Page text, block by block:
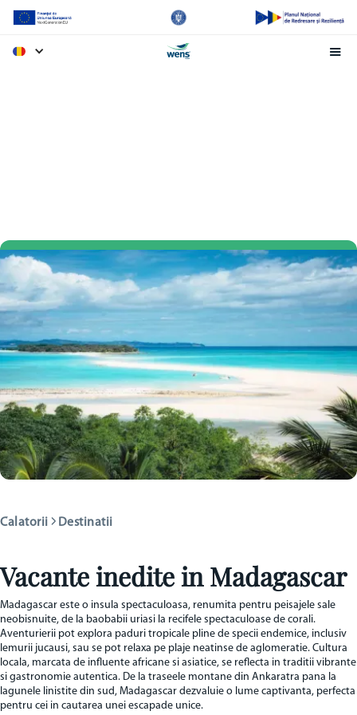
Calatorii Destinatii
Vacante inedite in Madagascar
Madagascar este o insula spectaculoasa, renumita pentru peisajele sale
neobisnuite, de la baobabii uriasi la recifele spectaculoase de corali.
Aventurierii pot explora paduri tropicale pline de specii endemice, inclusiv
lemurii jucausi, sau se pot relaxa pe plaje neatinse de aglomeratie. Cultura
locala, marcata de influente africane si asiatice, se reflecta in traditii vibrante
si gastronomie autentica. De la traseele montane din Ankaratra pana la
lagunele linistite din sud, Madagascar dezvaluie o lume captivanta, perfecta
pentru cei in cautarea unei escapade unice.